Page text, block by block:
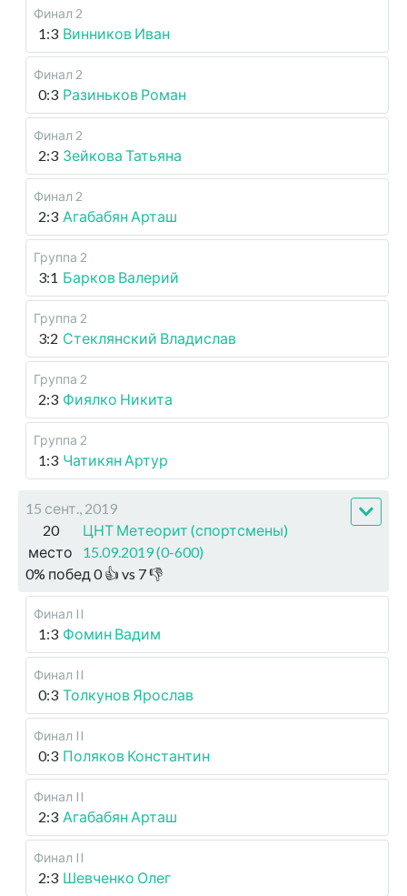
Финал 2
1:3 Винников Иван
Финал 2
0:3 Разиньков Роман
Финал 2
2:3 Зейкова Татьяна
Финал 2
2:3 Агабабян Арташ
Группа 2
3:1 Барков Валерий
Группа 2
3:2 Стеклянский Владислав
Группа 2
2:3 Фиялко Никита
Группа 2
1:3 Чатикян Артур
15 сент., 2019
20
место
ЦНТ Метеорит (спортсмены)
15.09.2019 (0-600)
0% побед 0👍 vs 7👎
Финал II
1:3 Фомин Вадим
Финал II
0:3 Толкунов Ярослав
Финал II
0:3 Поляков Константин
Финал II
2:3 Агабабян Арташ
Финал II
2:3 Шевченко Олег